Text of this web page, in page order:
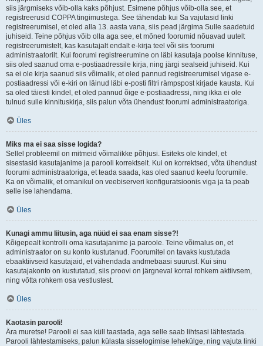
siis järgmiseks võib-olla kaks põhjust. Esimene põhjus võib-olla see, et
registreerusid COPPA tingimustega. See tähendab kui Sa vajutasid linki
registreerumisel, et oled alla 13. aasta vana, siis pead järgima Sulle saadetuid
juhiseid. Teine põhjus võib olla aga see, et mõned foorumid nõuavad uutelt
registreerumistelt, kas kasutajalt endalt e-kirja teel või siis foorumi
administraatorilt. Kui foorumi registreerumine on läbi kasutaja poolse kinnituse,
siis oled saanud oma e-postiaadressile kirja, ning järgi sealseid juhiseid. Kui
sa ei ole kirja saanud siis võimalik, et oled pannud registreerumisel vigase e-
postiaadressi või e-kiri on läinud läbi e-posti filtri rämpspost kirjade kausta. Kui
sa oled täiesti kindel, et oled pannud õige e-postiaadressi, ning ikka ei ole
tulnud sulle kinnituskirja, siis palun võta ühendust foorumi administraatoriga.
Üles
Miks ma ei saa sisse logida?
Sellel probleemil on mitmeid võimalikke põhjusi. Esiteks ole kindel, et
sisestasid kasutajanime ja parooli korrektselt. Kui on korrektsed, võta ühendust
foorumi administraatoriga, et teada saada, kas oled saanud keelu foorumile.
Ka on võimalik, et omanikul on veebiserveri konfiguratsioonis viga ja ta peab
selle ise lahendama.
Üles
Kunagi ammu liitusin, aga nüüd ei saa enam sisse?!
Kõigepealt kontrolli oma kasutajanime ja paroole. Teine võimalus on, et
administraator on su konto kustutanud. Foorumitel on tavaks kustutada
ebaaktiivseid kasutajaid, et vähendada andmebaasi suurust. Kui sinu
kasutajakonto on kustutatud, siis proovi on järgneval korral rohkem aktiivsem,
ning võtta rohkem osa vestlustest.
Üles
Kaotasin parooli!
Ära muretse! Parooli ei saa küll taastada, aga selle saab lihtsasi lähtestada.
Parooli lähtestamiseks, palun külasta sisselogimise lehekülge, ning vajuta linki